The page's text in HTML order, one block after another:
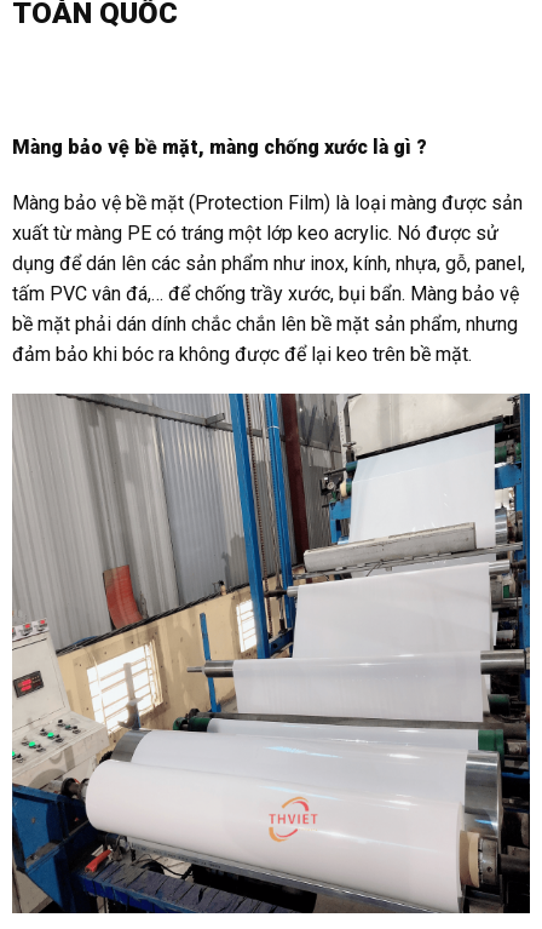
TOÀN QUỐC
Màng bảo vệ bề mặt, màng chống xước là gì ?
Màng bảo vệ bề mặt (Protection Film) là loại màng được sản
xuất từ màng PE có tráng một lớp keo acrylic. Nó được sử
dụng để dán lên các sản phẩm như inox, kính, nhựa, gỗ, panel,
tấm PVC vân đá,… để chống trầy xước, bụi bẩn. Màng bảo vệ
bề mặt phải dán dính chắc chắn lên bề mặt sản phẩm, nhưng
đảm bảo khi bóc ra không được để lại keo trên bề mặt.